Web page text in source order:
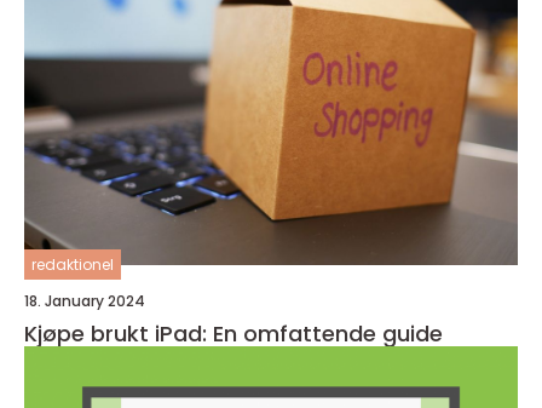
redaktionel
18. January 2024
Kjøpe brukt iPad: En omfattende guide